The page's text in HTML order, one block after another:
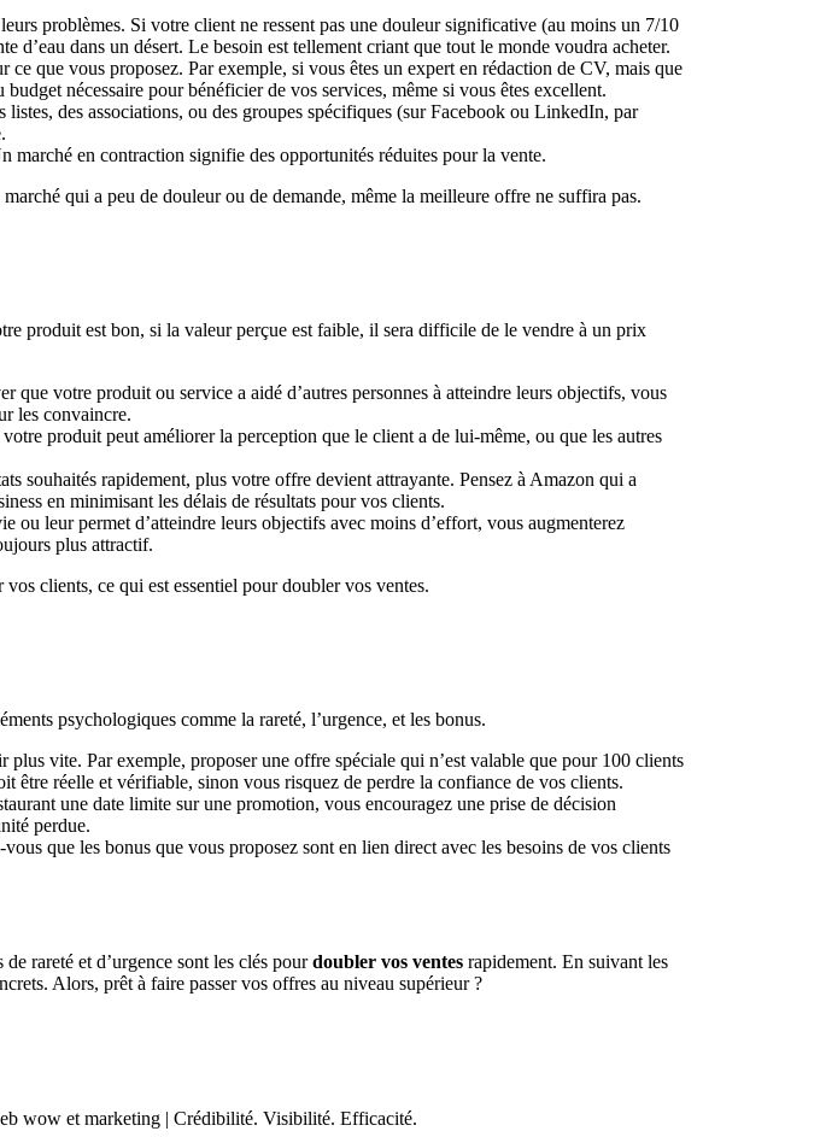
problèmes. Si votre client ne ressent pas une douleur significative (au moins un 7/10
d’eau dans un désert. Le besoin est tellement criant que tout le monde voudra acheter.
que vous proposez. Par exemple, si vous êtes un expert en rédaction de CV, mais que
nécessaire pour bénéficier de vos services, même si vous êtes excellent.
des associations, ou des groupes spécifiques (sur Facebook ou LinkedIn, par
marché en contraction signifie des opportunités réduites pour la vente.
qui a peu de douleur ou de demande, même la meilleure offre ne suffira pas.
produit est bon, si la valeur perçue est faible, il sera difficile de le vendre à un prix
que votre produit ou service a aidé d’autres personnes à atteindre leurs objectifs, vous
les convaincre.
produit peut améliorer la perception que le client a de lui-même, ou que les autres
souhaités rapidement, plus votre offre devient attrayante. Pensez à Amazon qui a
en minimisant les délais de résultats pour vos clients.
leur permet d’atteindre leurs objectifs avec moins d’effort, vous augmenterez
plus attractif.
vos clients, ce qui est essentiel pourdoubler vos ventes.
psychologiques comme larareté, l’urgence, et les bonus.
vite. Par exemple, proposer une offre spéciale qui n’est valable que pour 100 clients
être réelle et vérifiable, sinon vous risquez de perdre la confiance de vos clients.
une date limite sur une promotion, vous encouragez une prise de décision
perdue.
que les bonus que vous proposez sont en lien direct avec les besoins de vos clients
rareté et d’urgence sont les clés pourdoubler vos ventes rapidement. En suivant les
Alors, prêt à faire passer vos offres au niveau supérieur ?
wow et marketing | Crédibilité. Visibilité. Efficacité.